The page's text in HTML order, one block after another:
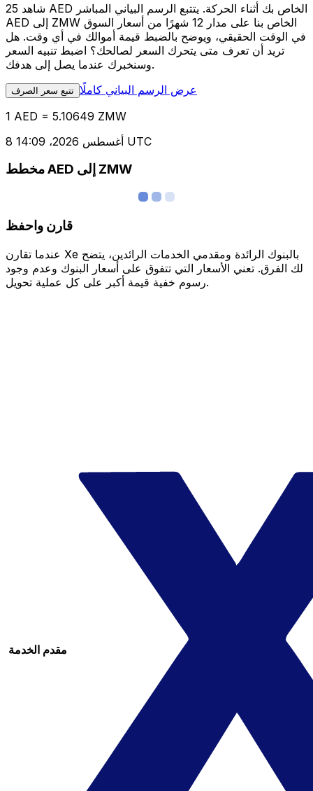
شاهد 25 AED الخاص بك أثناء الحركة. يتتبع الرسم البياني المباشر
AED إلى ZMW الخاص بنا على مدار 12 شهرًا من أسعار السوق
في الوقت الحقيقي، ويوضح بالضبط قيمة أموالك في أي وقت. هل
تريد أن تعرف متى يتحرك السعر لصالحك؟ اضبط تنبيه السعر
وسنخبرك عندما يصل إلى هدفك.
تتبع سعر الصرف عرض الرسم البياني كاملًا
1 AED = 5.10649 ZMW
8 أغسطس 2026، 14:09 UTC
مخطط AED إلى ZMW
قارن واحفظ
عندما تقارن Xe بالبنوك الرائدة ومقدمي الخدمات الرائدين، يتضح
لك الفرق. تعني الأسعار التي تتفوق على أسعار البنوك وعدم وجود
رسوم خفية قيمة أكبر على كل عملية تحويل.
مقدم الخدمة